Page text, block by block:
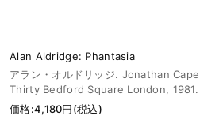
Alan Aldridge: Phantasia
アラン・オルドリッジ. Jonathan Cape
Thirty Bedford Square London, 1981.
価格:4,180円(税込)